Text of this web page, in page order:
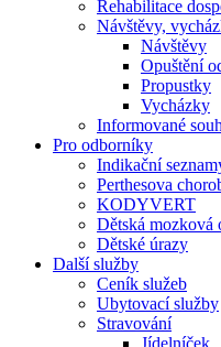
Rehabilitace
Návštěvy,
Návštěvy
Opuštění
Propustky
Vycházky
Informované
Pro odborníky
Indikační
Perthesova
KODYVERT
Dětská mozková
Dětské úrazy
Další služby
Ceník služeb
Ubytovací služby
Stravování
Jídelníček